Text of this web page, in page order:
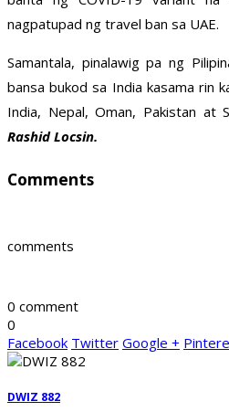
nagpatupad ng travel ban sa UAE.
Samantala, pinalawig pa ng
bansa bukod sa India kasama rin
India, Nepal, Oman, Pakistan at
Rashid Locsin.
Comments
comments
0 comment
0
Facebook Twitter Google +
DWIZ 882